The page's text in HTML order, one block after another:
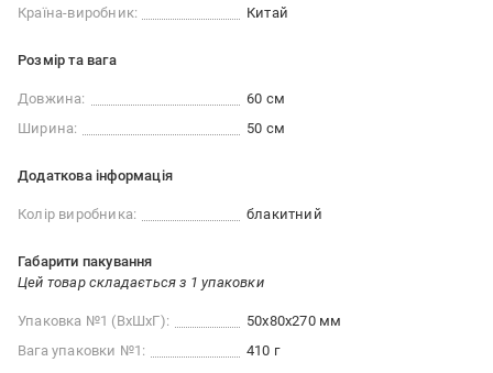
Країна-виробник:
Китай
Розмір та вага
Довжина:
60 см
Ширина:
50 см
Додаткова інформація
Колір виробника: блакитний
Габарити пакування
Цей товар складається з 1 упаковки
Упаковка №1 (ВхШхГ):
50x80x270 мм
Вага упаковки №1:
410 г